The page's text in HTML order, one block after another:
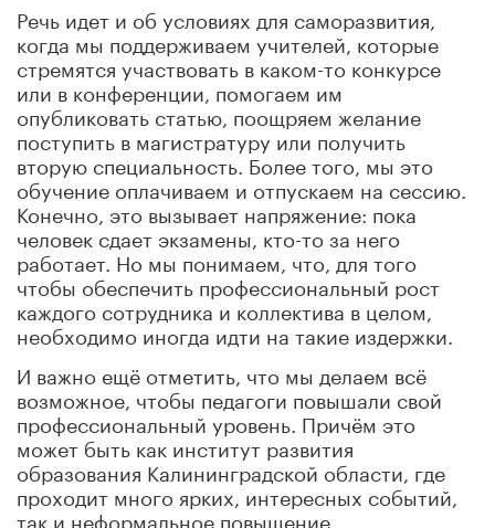
Речь идет и об условиях для саморазвития,
когда мы поддерживаем учителей, которые
стремятся участвовать в каком-то конкурсе
или в конференции, помогаем им
опубликовать статью, поощряем желание
поступить в магистратуру или получить
вторую специальность. Более того, мы это
обучение оплачиваем и отпускаем на сессию.
Конечно, это вызывает напряжение: пока
человек сдает экзамены, кто-то за него
работает. Но мы понимаем, что, для того
чтобы обеспечить профессиональный рост
каждого сотрудника и коллектива в целом,
необходимо иногда идти на такие издержки.
И важно ещё отметить, что мы делаем всё
возможное, чтобы педагоги повышали свой
профессиональный уровень. Причём это
может быть как институт развития
образования Калининградской области, где
проходит много ярких, интересных событий,
так и неформальное повышение